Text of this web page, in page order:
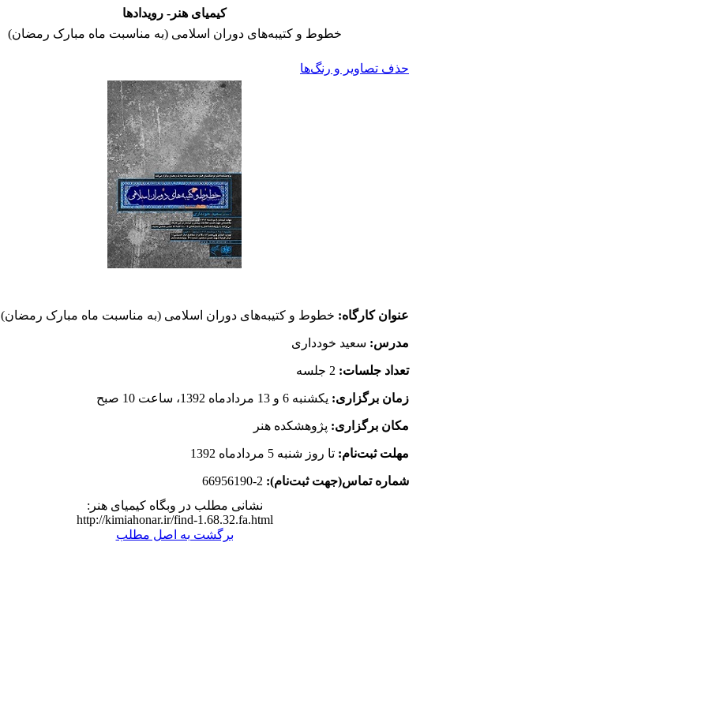
کیمیای هنر- رویدادها
خطوط و کتیبه‌های دوران اسلامی (به مناسبت ماه مبارک رمضان)
حذف تصاویر و رنگ‌ها
عنوان کارگاه: خطوط و کتیبه‌های دوران اسلامی (به مناسبت ماه مبارک رمضان)
مدرس: سعید خودداری
تعداد جلسات:
زمان برگزاری: یکشنبه 6 و 13 مردادماه 1392، ساعت 10 صبح
مکان برگزاری: پژوهشکده هنر
مهلت ثبت‌نام: تا روز شنبه 5 مردادماه 1392
شماره تماس(جهت ثبت‌نام):
نشانی مطلب در وبگاه کیمیای هنر:
http://kimiahonar.ir/find-1.68.32.fa.html
برگشت به اصل مطلب